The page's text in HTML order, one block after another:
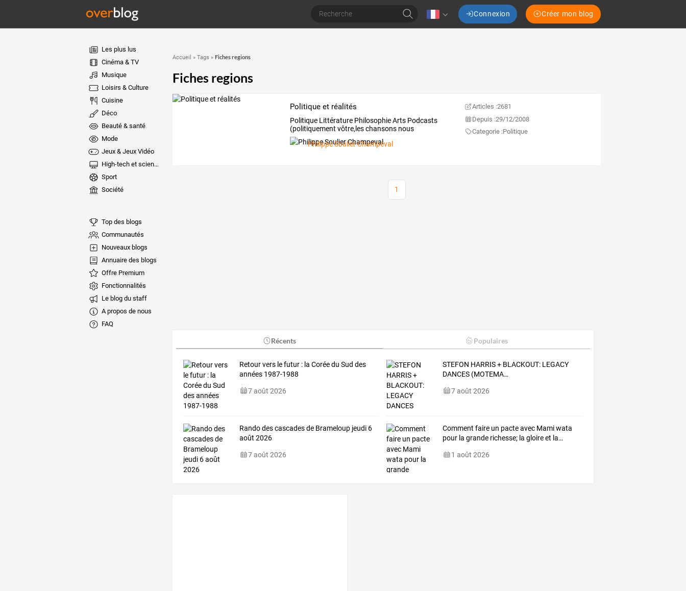
Connexion Créer mon blog
Les plus lus
Cinéma & TV
Musique
Loisirs & Culture
Cuisine
Déco
Beauté & santé
Mode
Jeux & Jeux Vidéo
High-tech et sciences
Sport
Société
Top des blogs
Communautés
Nouveaux blogs
Annuaire des blogs
Offre Premium
Fonctionnalités
Le blog du staff
A propos de nous
FAQ
Accueil » Tags » Fiches regions
Fiches regions
Politique et réalités
Politique Littérature Philosophie Arts Podcasts
(politiquement vôtre,les chansons nous
racontent)
Philippe Soulier Champeval
Articles :2681
Depuis :29/12/2008
Categorie :Politique
1
Récents Populaires
Retour vers le futur : la Corée du Sud des
années 1987-1988
7 août 2026
STEFON HARRIS+ BLACKOUT: LEGACY
DANCES (MOTEMA…
7 août 2026
Rando des cascades de Brameloup jeudi 6
août 2026
7 août 2026
Comment faire un pacteavec Mamiwata
pour la grande richesse; la gloireet la…
1 août 2026